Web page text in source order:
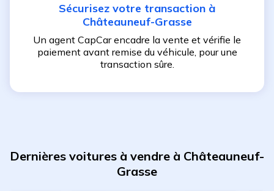
Sécurisez votre transaction à
Châteauneuf-Grasse
Un agent CapCar encadre la vente et vérifie le
paiement avant remise du véhicule, pour une
transaction sûre.
Dernières voitures à vendre à Châteauneuf-
Grasse